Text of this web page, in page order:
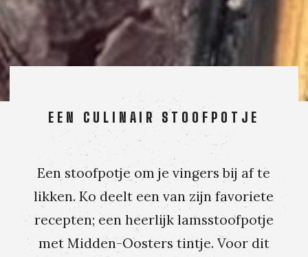
EEN CULINAIR STOOFPOTJE
Een stoofpotje om je vingers bij af te
likken. Ko deelt een van zijn favoriete
recepten; een heerlijk lamsstoofpotje
met Midden-Oosters tintje. Voor dit